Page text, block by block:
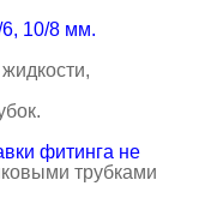
10/8 мм.
фитинга не
трубками